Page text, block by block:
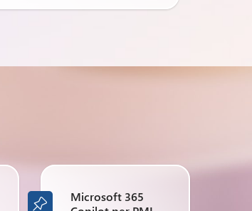

Microsoft 365